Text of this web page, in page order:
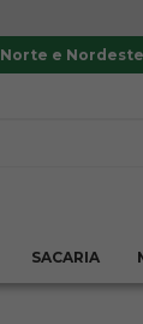
Norte e
SACARIA